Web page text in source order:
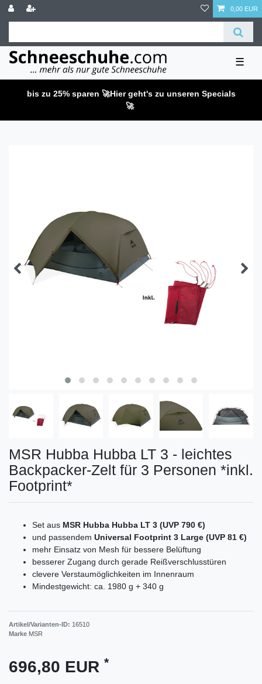
0,00 EUR
☰
bis zu 25% sparen 🚀Hier geht's zu unseren Specials
🚀
MSR Hubba Hubba LT 3 - leichtes
Backpacker-Zelt für 3 Personen *inkl.
Footprint*
Set aus MSR Hubba Hubba LT 3 (UVP 790 €)
und passendem Universal Footprint 3 Large (UVP 81 €)
mehr Einsatz von Mesh für bessere Belüftung
besserer Zugang durch gerade Reißverschlusstüren
clevere Verstaumöglichkeiten im Innenraum
Mindestgewicht: ca. 1980 g + 340 g
Artikel/Varianten-ID: 16510
Marke MSR
696,80 EUR *